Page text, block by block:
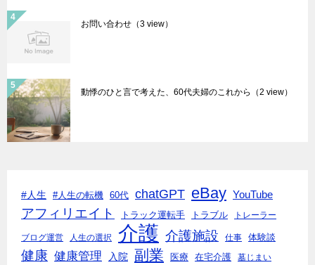
お問い合わせ （3 view）
動悸のひと言で考えた、60代夫婦のこれから （2 view）
#人生 #人生の転機 60代 chatGPT eBay YouTube
アフィリエイト トラック運転手 トラブル トレーラー
ブログ運営 人生の選択 介護 介護施設 仕事 体験談
健康 健康管理 入院 副業 医療 在宅介護 墓じまい